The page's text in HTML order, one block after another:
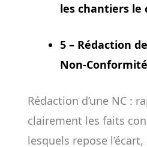
les chantiers le
5 – Rédaction
Non-
Rédaction d’une NC :
clairement les faits
lesquels repose